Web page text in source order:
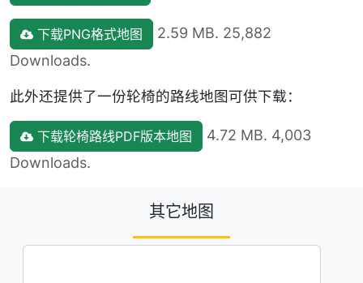
下载PNG格式地图
2.59 MB. 25,882
Downloads.
此外还提供了一份轮椅的路线地图可供下载：
下载轮椅路线PDF版本地图
4.72 MB. 4,003
Downloads.
其它地图